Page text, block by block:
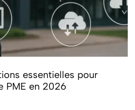
essentielles pour
PME en 2026